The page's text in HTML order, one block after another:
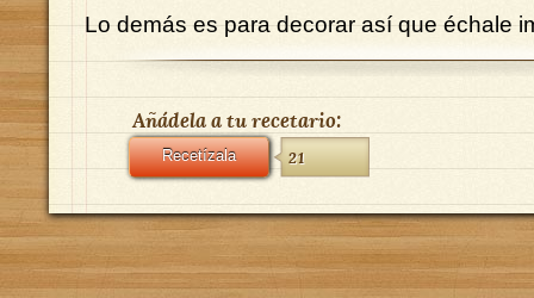
Lo demás es para decorar así que échale
Añádela a tu recetario:
Recetízala 21